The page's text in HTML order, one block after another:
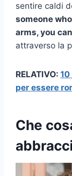
sentire caldi
someone
arms, you
attraverso la
RELATIVO:
per essere
Che